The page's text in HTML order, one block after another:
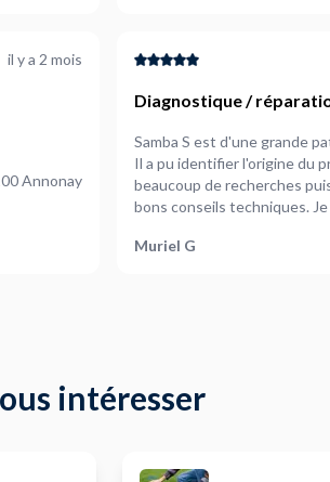
il y a 2 mois
Annonay
Diagnostique /
Samba S est d'une grande
Il a pu identifier l'origine du
beaucoup de recherches
bons conseils techniques.
Muriel G
intéresser